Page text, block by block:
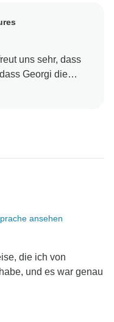
uns sehr, dass
Georgi die
hat. Wir sind
(und ja... das
freuen uns schon
Life-Abenteuer
ansehen
die ich von
und es war genau